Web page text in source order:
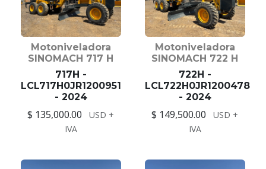
Motoniveladora
SINOMACH 717 H
717H -
LCL717H0JR1200951
- 2024
$ 135,000.00
USD +
IVA
Motoniveladora
SINOMACH 722 H
722H -
LCL722H0JR1200478
- 2024
$ 149,500.00
USD +
IVA